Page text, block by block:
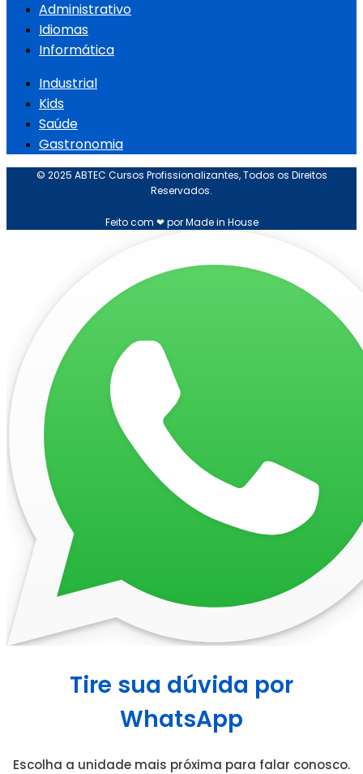
Administrativo
Idiomas
Informática
Industrial
Kids
Saúde
Gastronomia
© 2025 ABTEC Cursos Profissionalizantes, Todos os Direitos
Reservados.
Feito com ❤ por Made in House
Tire sua dúvida por
WhatsApp
Escolha a unidade mais próxima para falar conosco.